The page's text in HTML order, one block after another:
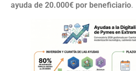
ayuda de 20.000€ por beneficiario.